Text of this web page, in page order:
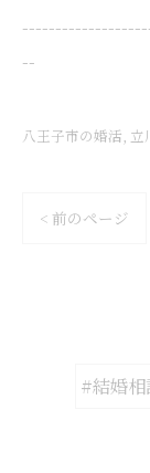
--
八王子市の婚活 立
< 前のページ
#結婚